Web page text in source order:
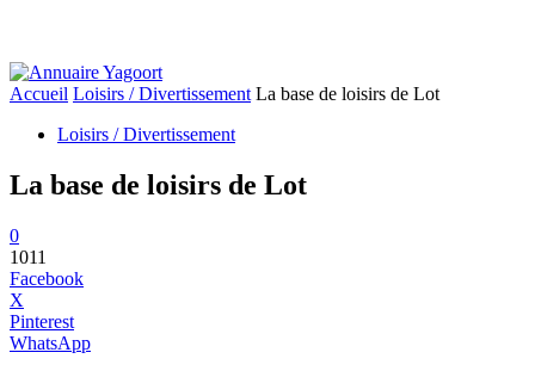
Accueil Loisirs / Divertissement La base de loisirs de Lot
Loisirs / Divertissement
La base de loisirs de Lot
0
1011
Facebook
X
Pinterest
WhatsApp